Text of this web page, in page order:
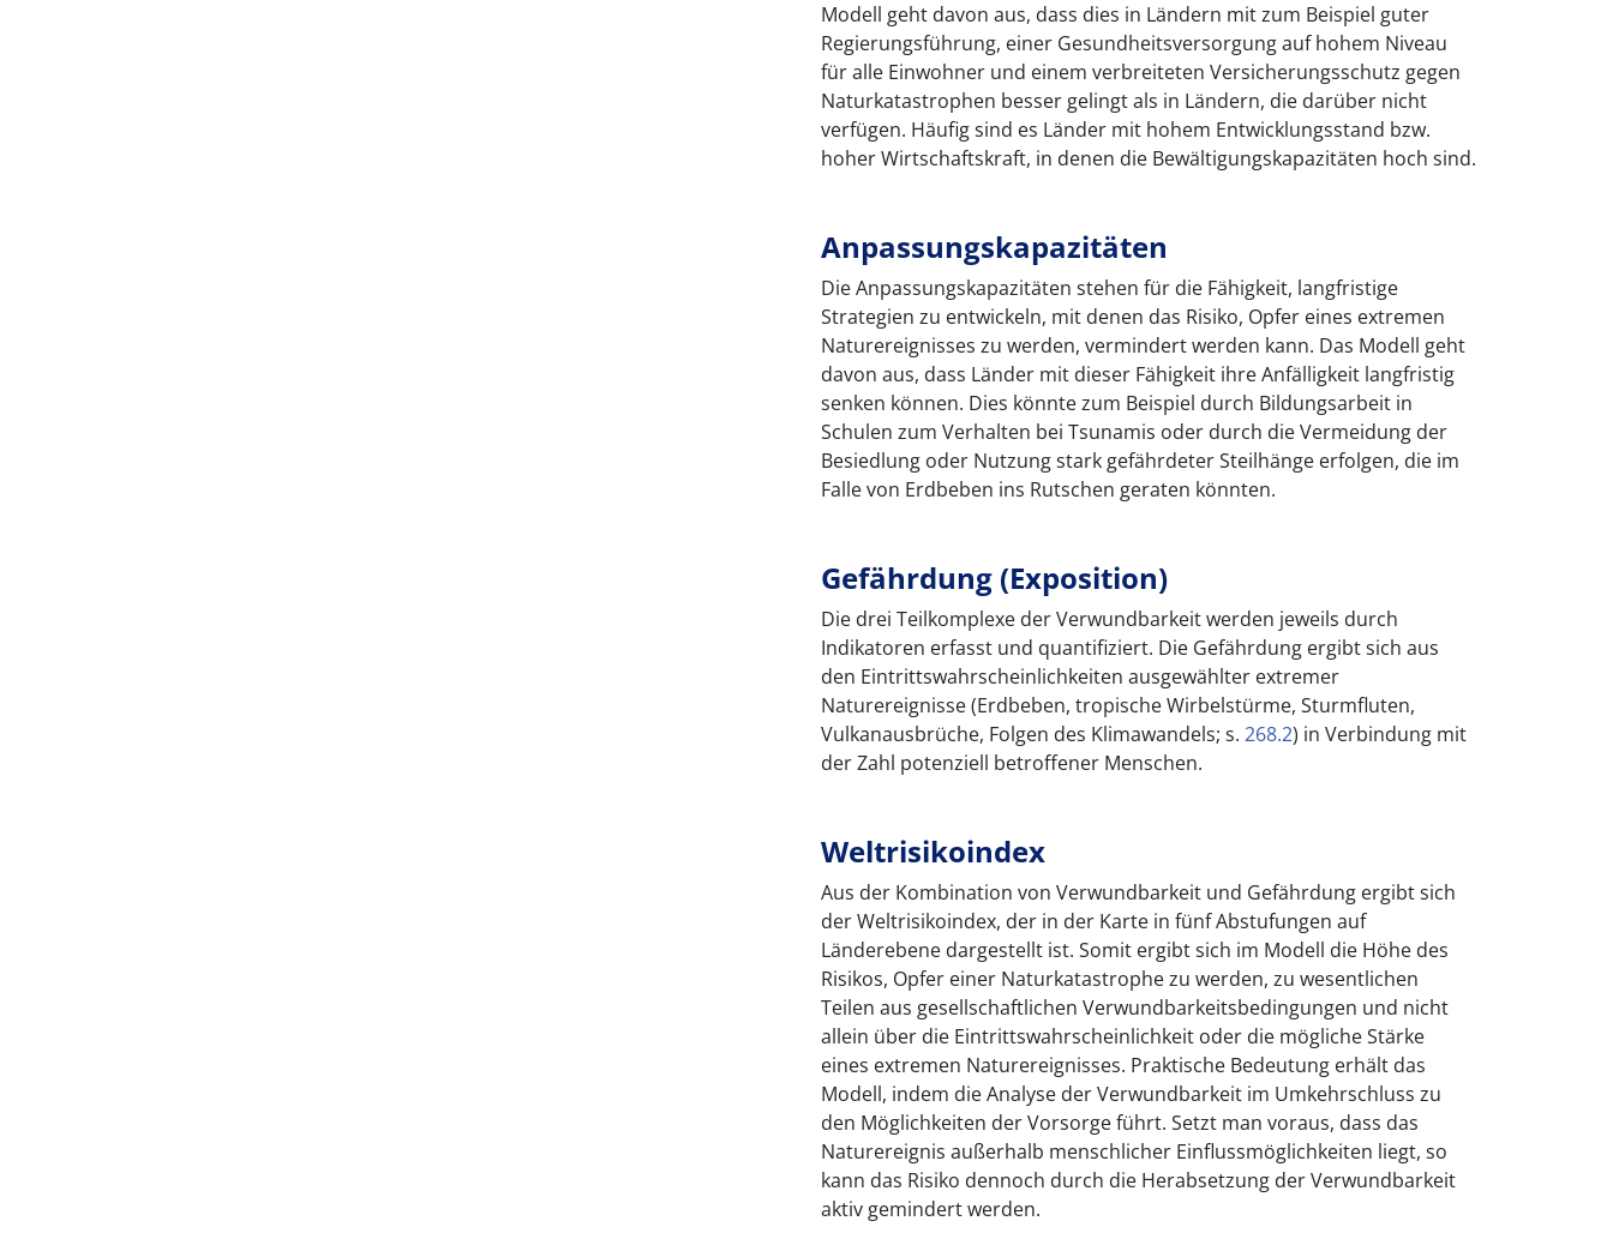
Modell geht davon aus, dass dies in Ländern mit zum Beispiel guter
Regierungsführung, einer Gesundheitsversorgung auf hohem Niveau
für alle Einwohner und einem verbreiteten Versicherungsschutz gegen
Naturkatastrophen besser gelingt als in Ländern, die darüber nicht
verfügen. Häufig sind es Länder mit hohem Entwicklungsstand bzw.
hoher Wirtschaftskraft, in denen die Bewältigungskapazitäten hoch sind.
Anpassungskapazitäten
Die Anpassungskapazitäten stehen für die Fähigkeit, langfristige
Strategien zu entwickeln, mit denen das Risiko, Opfer eines extremen
Naturereignisses zu werden, vermindert werden kann. Das Modell geht
davon aus, dass Länder mit dieser Fähigkeit ihre Anfälligkeit langfristig
senken können. Dies könnte zum Beispiel durch Bildungsarbeit in
Schulen zum Verhalten bei Tsunamis oder durch die Vermeidung der
Besiedlung oder Nutzung stark gefährdeter Steilhänge erfolgen, die im
Falle von Erdbeben ins Rutschen geraten könnten.
Gefährdung (Exposition)
Die drei Teilkomplexe der Verwundbarkeit werden jeweils durch
Indikatoren erfasst und quantifiziert. Die Gefährdung ergibt sich aus
den Eintrittswahrscheinlichkeiten ausgewählter extremer
Naturereignisse (Erdbeben, tropische Wirbelstürme, Sturmfluten,
Vulkanausbrüche, Folgen des Klimawandels; s. 268.2) in Verbindung mit
der Zahl potenziell betroffener Menschen.
Weltrisikoindex
Aus der Kombination von Verwundbarkeit und Gefährdung ergibt sich
der Weltrisikoindex, der in der Karte in fünf Abstufungen auf
Länderebene dargestellt ist. Somit ergibt sich im Modell die Höhe des
Risikos, Opfer einer Naturkatastrophe zu werden, zu wesentlichen
Teilen aus gesellschaftlichen Verwundbarkeitsbedingungen und nicht
allein über die Eintrittswahrscheinlichkeit oder die mögliche Stärke
eines extremen Naturereignisses. Praktische Bedeutung erhält das
Modell, indem die Analyse der Verwundbarkeit im Umkehrschluss zu
den Möglichkeiten der Vorsorge führt. Setzt man voraus, dass das
Naturereignis außerhalb menschlicher Einflussmöglichkeiten liegt, so
kann das Risiko dennoch durch die Herabsetzung der Verwundbarkeit
aktiv gemindert werden.